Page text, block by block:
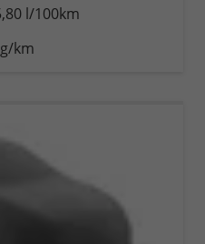
l/100km
km